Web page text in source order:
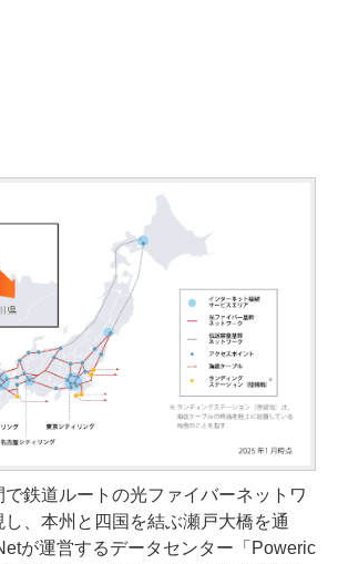
鉄道ルートの光ファイバーネットワ
、本州と四国を結ぶ瀬戸大橋を通
が運営するデータセンター「Poweric